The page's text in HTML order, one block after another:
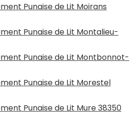
Punaise de Lit Moirans
Punaise de Lit Montalieu-
Punaise de Lit Montbonnot-
Punaise de Lit Morestel
Punaise de Lit Mure 38350